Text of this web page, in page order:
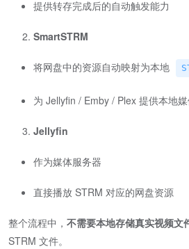
提供转存完成后的自动触发能力
SmartSTRM
将网盘中的资源自动映射为本地
为 Jellyfin / Emby / Plex 提供本地
Jellyfin
作为媒体服务器
直接播放 STRM 对应的网盘资源
整个流程中， 不需要本地存储真实视频文
STRM 文件。